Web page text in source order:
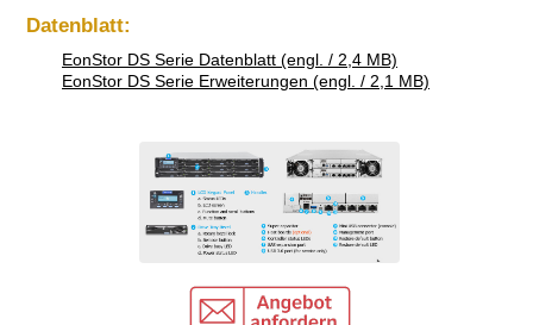
Datenblatt:
EonStor DS Serie Datenblatt (engl. / 2,4 MB)
EonStor DS Serie Erweiterungen (engl. / 2,1 MB)